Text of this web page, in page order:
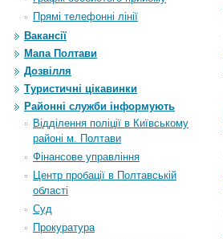
Прямі телефонні лінії
Вакансії
Мапа Полтави
Дозвілля
Туристичні цікавинки
Районні служби інформують
Відділення поліції в Київському
районі м. Полтави
Фінансове управління
Центр пробації в Полтавській
області
Суд
Прокуратура